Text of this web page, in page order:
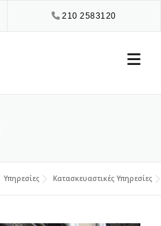
210 2583120
Υπηρεσίες Κατασκευαστικές Υπηρεσίες